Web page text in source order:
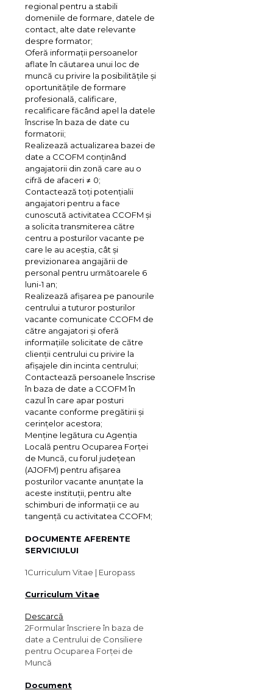
regional pentru a stabili
domeniile de formare, datele de
contact, alte date relevante
despre formator;
Oferă informaţii persoanelor
aflate în căutarea unui loc de
muncă cu privire la posibilităţile şi
oportunităţile de formare
profesională, calificare,
recalificare făcând apel la datele
înscrise în baza de date cu
formatorii;
Realizează actualizarea bazei de
date a CCOFM conţinând
angajatorii din zonă care au o
cifră de afaceri ≠ 0;
Contactează toţi potenţialii
angajatori pentru a face
cunoscută activitatea CCOFM şi
a solicita transmiterea către
centru a posturilor vacante pe
care le au aceştia, cât şi
previzionarea angajării de
personal pentru următoarele 6
luni-1 an;
Realizează afişarea pe panourile
centrului a tuturor posturilor
vacante comunicate CCOFM de
către angajatori şi oferă
informaţiile solicitate de către
clienţii centrului cu privire la
afişajele din incinta centrului;
Contactează persoanele înscrise
în baza de date a CCOFM în
cazul în care apar posturi
vacante conforme pregătirii şi
cerinţelor acestora;
Menţine legătura cu Agenţia
Locală pentru Ocuparea Forţei
de Muncă, cu forul judeţean
(AJOFM) pentru afişarea
posturilor vacante anunţate la
aceste instituţii, pentru alte
schimburi de informaţii ce au
tangenţă cu activitatea CCOFM;
DOCUMENTE AFERENTE
SERVICIULUI
1Curriculum Vitae | Europass
Curriculum Vitae
Descarcă
2Formular înscriere în baza de
date a Centrului de Consiliere
pentru Ocuparea Forței de
Muncă
Document